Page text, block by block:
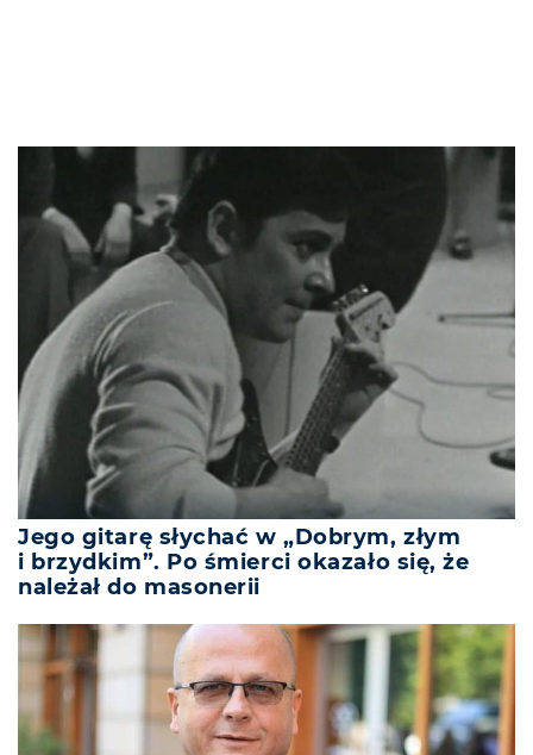
Jego gitarę słychać w „Dobrym, złym
i brzydkim”. Po śmierci okazało się, że
należał do masonerii